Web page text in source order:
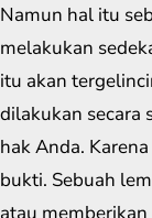
Namun hal itu
melakukan
itu akan
dilakukan secara
hak Anda.
bukti. Sebuah
atau